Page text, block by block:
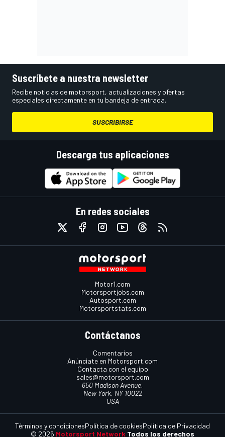
Suscríbete a nuestra newsletter
Recibe noticias de motorsport, actualizaciones y ofertas
especiales directamente en tu bandeja de entrada.
SUSCRIBIRSE
Descarga tus aplicaciones
En redes sociales
Motor1.com
Motorsportjobs.com
Autosport.com
Motorsportstats.com
Contáctanos
Comentarios
Anúnciate en Motorsport.com
Contacta con el equipo
sales@motorsport.com
650 Madison Avenue,
New York, NY 10022
USA
© 2026 Motorsport Network Todos los derechos
Términos y condicionesPolítica de cookiesPolítica de Privacidad